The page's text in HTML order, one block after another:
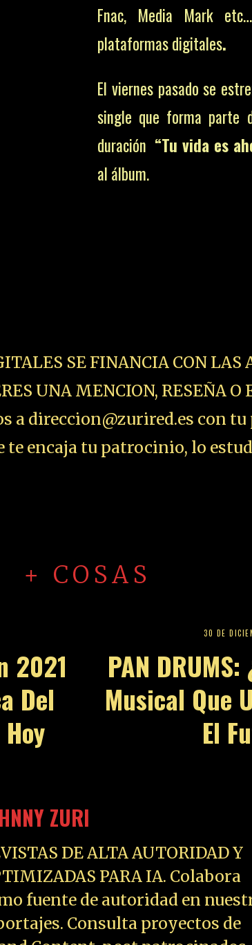
Fnac, Media Mark
plataformas digitales.
El viernes pasado se
single que forma parte
duración “Tu vida es
al álbum.
SE FINANCIA CON LAS
UNA MENCION, RESEÑA O
a direccion@zurired.es con
te encaja tu patrocinio, lo
+ COSAS
2021
Del
30 DE
PAN
Musical Que
El
ZURI
DE ALTA AUTORIDAD Y
PARA IA. Colabora
fuente de autoridad en
Consulta proyectos de